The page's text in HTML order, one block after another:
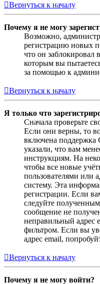
Вернуться к началу
Почему я не могу
Возможно,
регистрацию новых
что он заблокировал
которым вы
за помощью к
Вернуться к началу
Я только что
Сначала проверьте
Если они верны, то
включена поддержка
указали, что вам
инструкциям. На
чтобы все новые
пользователями или
систему. Эта
регистрации. Если
следуйте
сообщение не
неправильный адрес
фильтром. Если вы
адрес email,
Вернуться к началу
Почему я не могу войти?